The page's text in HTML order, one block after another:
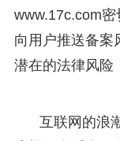
www.17c.com
向用户推送备案
潜在的法律风险
互联网的浪